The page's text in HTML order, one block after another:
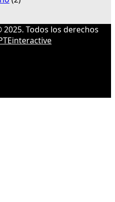
2025. Todos los derechos